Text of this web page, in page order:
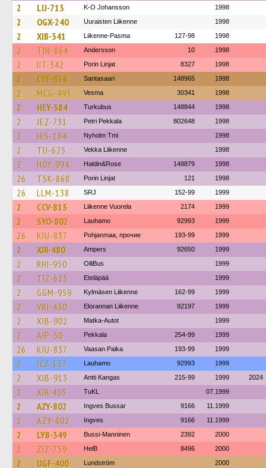
2 LIJ-713 K-O Johansson 1998
2 OGX-240 Uuraisten Liikenne 1998
2 XIB-341 Liikenne-Pasma 127-98 1998
2 TIN-864 Andersson 10 1998
2 IIT-342 Porin Linjat 8327 1998
2 CYE-434 Santasaari 148965 1998
2 MCG-495 Vesma 30341 1998
2 HEY-384 Turkubus 148844 1998
2 JEZ-731 Petri Pekkala 802648 1998
2 HIS-184 Nyholm Tmi 1998
2 TIJ-625 Vekka Liikenne 1998
2 HOY-994 Haldin&Rose 148879 1998
26 TSK-868 Porin Linjat 121 1998
26 LLM-138 SRJ 152-99 1999
2 CCV-815 Liikenne Vuorela 2174 1999
2 SYO-802 Lauhamo 92993 1999
26 KIU-837 Pohjanmaa, прочие 193-99 1999
2 XIR-480 Ampers 92650 1999
2 RHI-950 OlliBus 1999
2 TIZ-625 Eteläpää 1999
2 GGM-959 Kylmäsen Liikenne 162-99 1999
2 VBI-430 Elorannan Liikenne 92197 1999
2 XIB-902 Matka-Autot 1999
2 AIP-50 Pekkala 254-99 1999
26 KIU-837 Vaasan Paika 193-99 1999
2 JCZ-157 Lauhamo 92993 1999
2 XIB-913 Antti Kangas 215-99 1999 2024
2 XIR-403 TuKL 07.1999
2 AZY-802 Ingves Bussar 9166 11.1999
2 AZY-802 Ingves 9166 11.1999
2 LYB-349 Bussi-Manninen 2392 2000
2 ZIZ-759 HelB 8496 2000
2 UGF-400 Lundström 2000